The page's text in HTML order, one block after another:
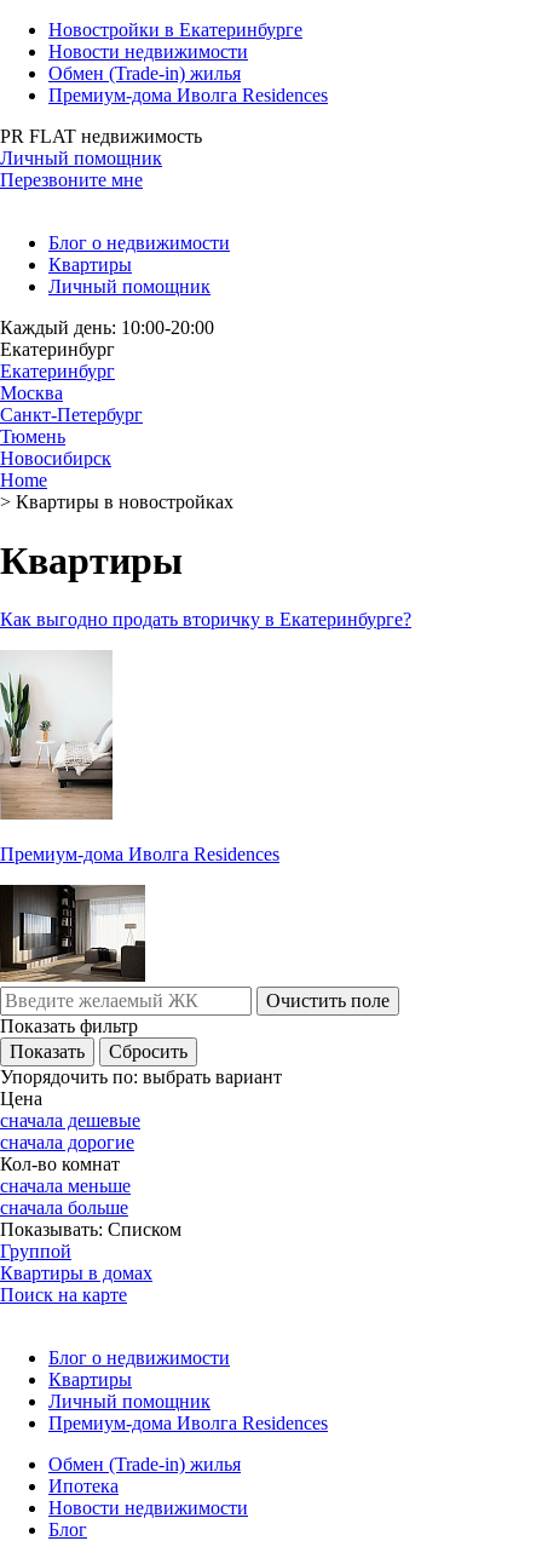
Новостройки в Екатеринбурге
Новости недвижимости
Обмен (Trade-in) жилья
Премиум-дома Иволга Residences
PR FLAT недвижимость
Личный помощник
Перезвоните мне
Блог о недвижимости
Квартиры
Личный помощник
Каждый день: 10:00-20:00
Екатеринбург
Екатеринбург
Москва
Санкт-Петербург
Тюмень
Новосибирск
Home
> Квартиры в новостройках
Квартиры
Как выгодно продать вторичку в Екатеринбурге?
Премиум-дома Иволга Residences
Очистить поле
Показать фильтр
Упорядочить по: выбрать вариант
Цена
сначала дешевые
сначала дорогие
Кол-во комнат
сначала меньше
сначала больше
Показывать: Списком
Группой
Квартиры в домах
Поиск на карте
Блог о недвижимости
Квартиры
Личный помощник
Премиум-дома Иволга Residences
Обмен (Trade-in) жилья
Ипотека
Новости недвижимости
Блог